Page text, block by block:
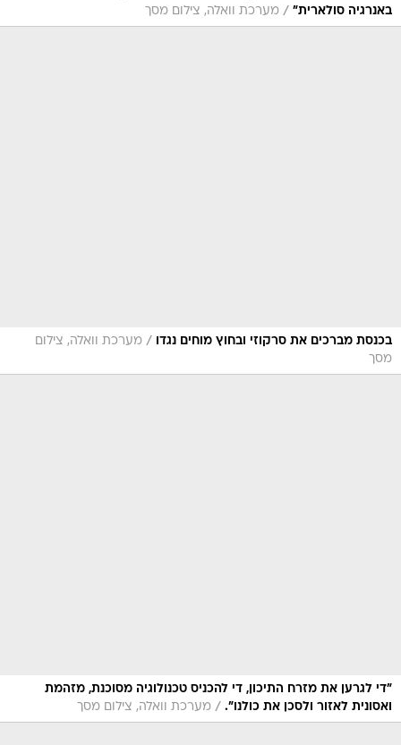
באנרגיה סולארית" / מערכת וואלה, צילום מסך
בכנסת מברכים את סרקוזי ובחוץ מוחים נגדו / מערכת וואלה, צילום
מסך
"די לגרען את מזרח התיכון, די להכניס טכנולוגיה מסוכנת, מזהמת
ואסונית לאזור ולסכן את כולנו". / מערכת וואלה, צילום מסך